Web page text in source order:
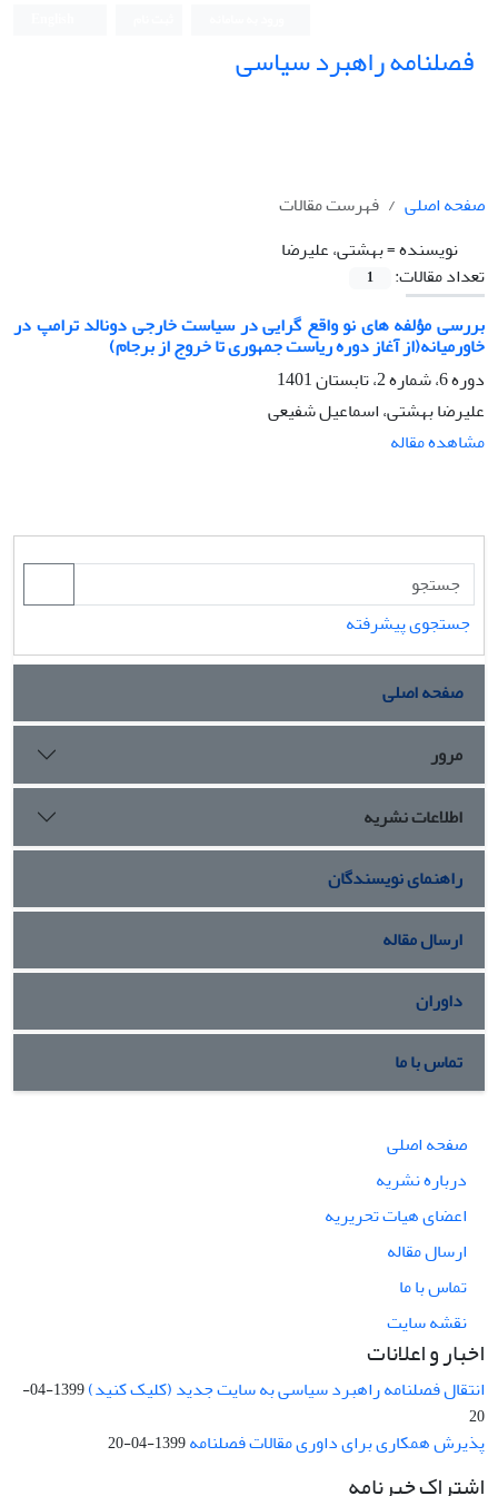
فصلنامه راهبرد سیاسی
صفحه اصلی
فهرست مقالات
نویسنده =بهشتی، علیرضا
تعداد مقالات:
1
بررسی مؤلفه های نو واقع گرایی در سیاست خارجی دونالد ترامپ در
خاورمیانه(از آغاز دوره ریاست جمهوری تا خروج از برجام)
دوره 6، شماره 2، تابستان 1401
علیرضا بهشتی، اسماعیل شفیعی
مشاهده مقاله
جستجوی پیشرفته
صفحه اصلی
مرور
اطلاعات نشریه
راهنمای نویسندگان
ارسال مقاله
داوران
تماس با ما
صفحه اصلی
درباره نشریه
اعضای هیات تحریریه
ارسال مقاله
تماس با ما
نقشه سایت
اخبار و اعلانات
انتقال فصلنامه راهبرد سیاسی به سایت جدید (کلیک کنید)
1399-04-
20
پذیرش همکاری برای داوری مقالات فصلنامه1399-04-20
اشتراک خبرنامه